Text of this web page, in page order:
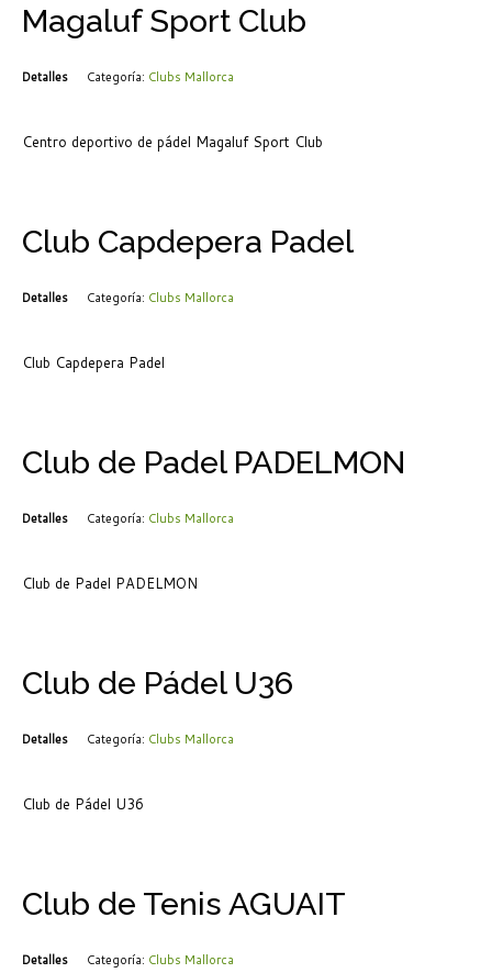
Magaluf Sport Club
Detalles Categoría: Clubs Mallorca
Centro deportivo de pádel Magaluf Sport Club
Club Capdepera Padel
Detalles Categoría: Clubs Mallorca
Club Capdepera Padel
Club de Padel PADELMON
Detalles Categoría: Clubs Mallorca
Club de Padel PADELMON
Club de Pádel U36
Detalles Categoría: Clubs Mallorca
Club de Pádel U36
Club de Tenis AGUAIT
Detalles Categoría: Clubs Mallorca